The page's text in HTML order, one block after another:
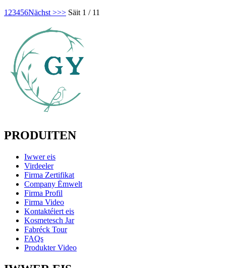
1 23456Nächst >>> Säit 1 / 11
PRODUITEN
Iwwer eis
Virdeeler
Firma Zertifikat
Company Ëmwelt
Firma Profil
Firma Video
Kontaktéiert eis
Kosmetesch Jar
Fabréck Tour
FAQs
Produkter Video